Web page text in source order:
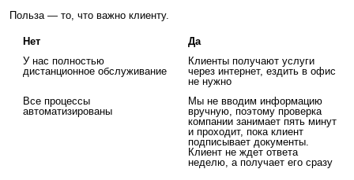
Польза — то, что важно клиенту.
Нет
Да
У нас полностью
дистанционное обслуживание
Клиенты получают услуги
через интернет, ездить в офис
не нужно
Все процессы
автоматизированы
Мы не вводим информацию
вручную, поэтому проверка
компании занимает пять минут
и проходит, пока клиент
подписывает документы.
Клиент не ждет ответа
неделю, а получает его сразу